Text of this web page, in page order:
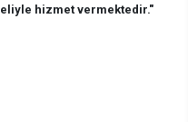
hizmet vermektedir."